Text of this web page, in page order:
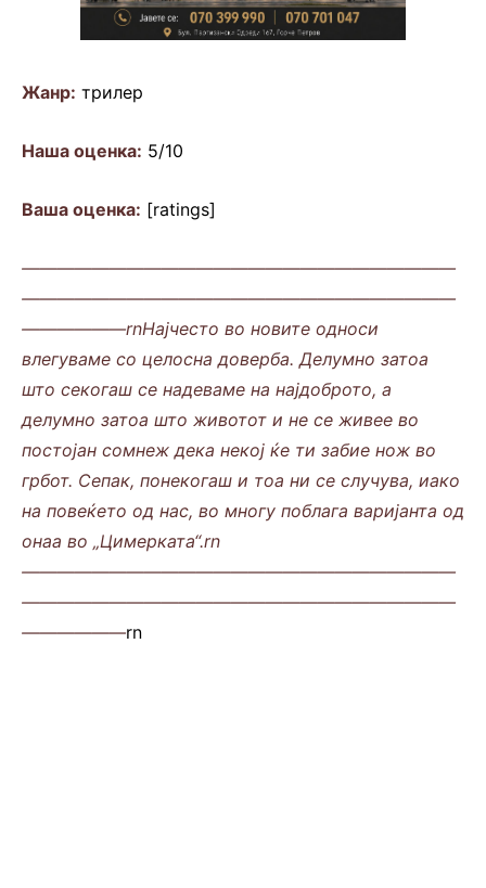
Жанр: трилер
Наша оценка: 5/10
Ваша оценка: [ratings]
—————————————————————————
—————————————————————————
——————rnНајчесто во новите односи
влегуваме со целосна доверба. Делумно затоа
што секогаш се надеваме на најдоброто, а
делумно затоа што животот и не се живее во
постојан сомнеж дека некој ќе ти забие нож во
грбот. Сепак, понекогаш и тоа ни се случува, иако
на повеќето од нас, во многу поблага варијанта од
онаа во „Цимерката“.rn
—————————————————————————
—————————————————————————
——————rn